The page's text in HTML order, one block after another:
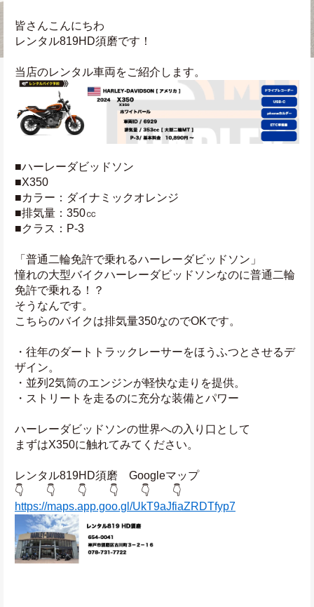
皆さんこんにちわ
レンタル819HD須磨です！
当店のレンタル車両をご紹介します。
■ハーレーダビッドソン
■X350
■カラー：ダイナミックオレンジ
■排気量：350㏄
■クラス：P-3
「普通二輪免許で乗れるハーレーダビッドソン」
憧れの大型バイクハーレーダビッドソンなのに普通二輪
免許で乗れる！？
そうなんです。
こちらのバイクは排気量350なのでOKです。
・往年のダートトラックレーサーをほうふつとさせるデ
ザイン。
・並列2気筒のエンジンが軽快な走りを提供。
・ストリートを走るのに充分な装備とパワー
ハーレーダビッドソンの世界への入り口として
まずはX350に触れてみてください。
レンタル819HD須磨　Googleマップ
👇　　👇　　👇　　👇　　👇　　👇
https://maps.app.goo.gl/UkT9aJfiaZRDTfyp7